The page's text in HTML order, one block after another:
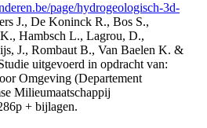
page/hydrogeologisch-3d-
J., De Koninck R., Bos S.,
Hambsch L., Lagrou, D.,
J., Rombaut B., Van Baelen K. &
uitgevoerd in opdracht van:
Omgeving (Departement
Milieumaatschappij
+ bijlagen.